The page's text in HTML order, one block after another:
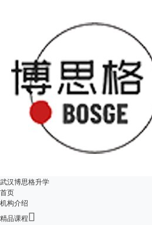
武汉博思格升学
首页
机构介绍
精品课程